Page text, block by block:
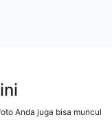
Anda juga bisa muncul